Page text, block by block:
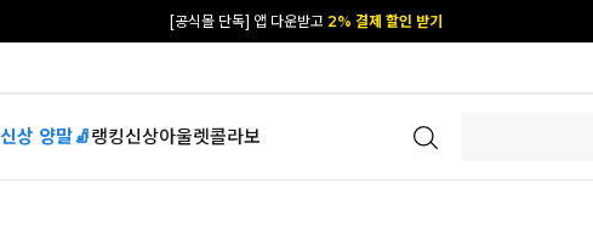
[공식몰 단독] 앱 다운받고 2% 결제 할인 받기
신상 양말🧦랭킹신상아울렛콜라보